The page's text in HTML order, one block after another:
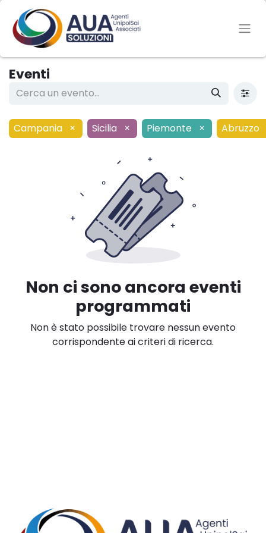
Eventi
Campania × Sicilia × Piemonte × Abruzzo
Non ci sono ancora eventi
programmati
Non è stato possibile trovare nessun evento
corrispondente ai criteri di ricerca.